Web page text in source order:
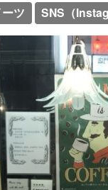
ツ SNS（